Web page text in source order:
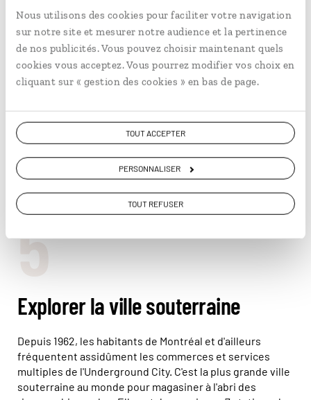
Nous utilisons des cookies pour faciliter votre navigation
sur notre site et mesurer notre audience et la pertinence
de nos publicités. Vous pouvez choisir maintenant quels
cookies vous acceptez. Vous pourrez modifier vos choix en
cliquant sur « gestion des cookies » en bas de page.
TOUT ACCEPTER
PERSONNALISER
TOUT REFUSER
Le parc Lafontaine de Montréal © David Giral/REA/Comptoir des
5
Explorer la ville souterraine
Depuis 1962, les habitants de Montréal et d'ailleurs
fréquentent assidûment les commerces et services
multiples de l'Underground City. C'est la plus grande ville
souterraine au monde pour magasiner à l'abri des